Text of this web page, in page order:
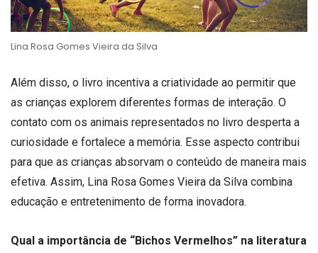
Lina Rosa Gomes Vieira da Silva
Além disso, o livro incentiva a criatividade ao permitir que
as crianças explorem diferentes formas de interação. O
contato com os animais representados no livro desperta a
curiosidade e fortalece a memória. Esse aspecto contribui
para que as crianças absorvam o conteúdo de maneira mais
efetiva. Assim, Lina Rosa Gomes Vieira da Silva combina
educação e entretenimento de forma inovadora.
Qual a importância de “Bichos Vermelhos” na literatura